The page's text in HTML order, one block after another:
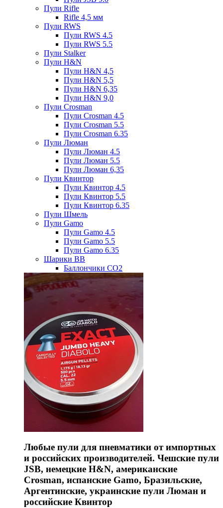
Пули Rifle
Rifle 4,5 мм
Пули RWS
Пули RWS 4.5
Пули RWS 5.5
Пули Stalker
Пули H&N
Пули H&N 4,5
Пули H&N 5,5
Пули H&N 6,35
Пули H&N 9,0
Пули Crosman
Пули Crosman 4.5
Пули Crosman 5.5
Пули Crosman 6.35
Пули Люман
Пули Люман 4.5
Пули Люман 5.5
Пули Люман 6,35
Пули Квинтор
Пули Квинтор 4.5
Пули Квинтор 5.5
Пули Квинтор 6.35
Пули Шмель
Пули Gamo
Пули Gamo 4.5
Пули Gamo 5.5
Пули Gamo 6.35
Шарики BB
Баллончики CO2
Любые пули для пневматики от импортных
и российских производителей. Чешские пули
JSB, немецкие H&N, американские
Crosman, испанские Gamo, Бразильские,
Аргентинские, украинские пули Люман и
российские Квинтор